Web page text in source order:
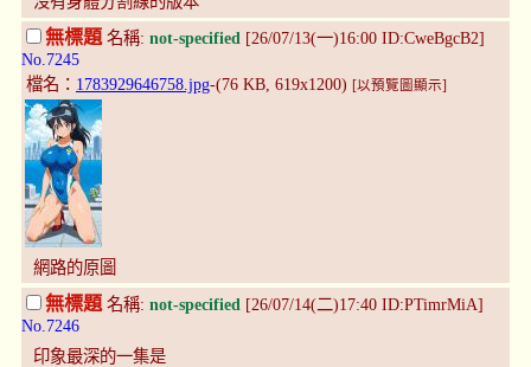
無標題名稱: not-specified [26/07/13(一)16:00 ID:CweBgcB2]
No.7245
檔名： 1783929646758.jpg-(76 KB, 619x1200) [以預覽圖顯示]
網路的原圖
無標題 名稱: not-specified [26/07/14(二)17:40 ID:PTimrMiA]
No.7246
印象最深的一集是